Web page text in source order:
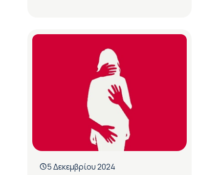
5 Δεκεμβρίου 2024